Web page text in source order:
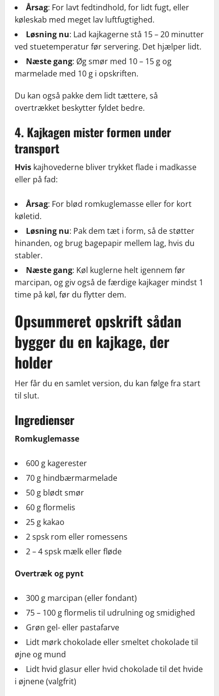
Årsag: For lavt fedtindhold, for lidt fugt, eller
køleskab med meget lav luftfugtighed.
Løsning nu: Lad kajkagerne stå 15 – 20 minutter
ved stuetemperatur før servering. Det hjælper lidt.
Næste gang: Øg smør med 10 – 15 g og
marmelade med 10 g i opskriften.
Du kan også pakke dem lidt tættere, så
overtrækket beskytter fyldet bedre.
4. Kajkagen mister formen under
transport
Hvis kajhovederne bliver trykket flade i madkasse
eller på fad:
Årsag: For blød romkuglemasse eller for kort
køletid.
Løsning nu: Pak dem tæt i form, så de støtter
hinanden, og brug bagepapir mellem lag, hvis du
stabler.
Næste gang: Køl kuglerne helt igennem før
marcipan, og giv også de færdige kajkager mindst 1
time på køl, før du flytter dem.
Opsummeret opskrift sådan
bygger du en kajkage, der
holder
Her får du en samlet version, du kan følge fra start
til slut.
Ingredienser
Romkuglemasse
600 g kagerester
70 g hindbærmarmelade
50 g blødt smør
60 g flormelis
25 g kakao
2 spsk rom eller romessens
2 – 4 spsk mælk eller fløde
Overtræk og pynt
300 g marcipan (eller fondant)
75 – 100 g flormelis til udrulning og smidighed
Grøn gel- eller pastafarve
Lidt mørk chokolade eller smeltet chokolade til
øjne og mund
Lidt hvid glasur eller hvid chokolade til det hvide
i øjnene (valgfrit)